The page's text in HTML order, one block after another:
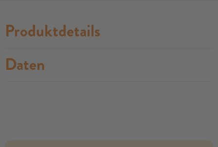
Produktdetails
Daten